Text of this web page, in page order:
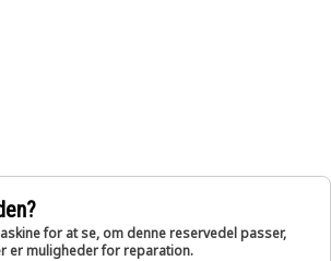
for at se, om denne reservedel passer,
er muligheder for reparation.